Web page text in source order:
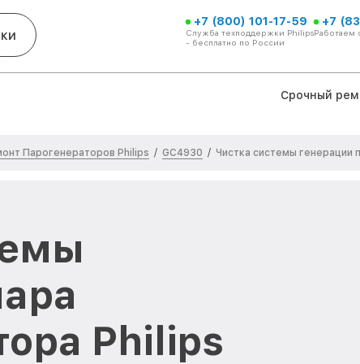
+7 (800) 101-17-59
Служба техподдержки Philips
- бесплатно по России
+7
Работаем
Срочный
Парогенераторов Philips / GC4930 / Чистка системы генерации
Philips